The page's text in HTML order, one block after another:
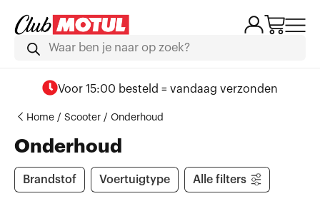
Voor 15:00 besteld = vandaag verzonden
Home/ Scooter/ Onderhoud
Onderhoud
Brandstof Voertuigtype Alle filters